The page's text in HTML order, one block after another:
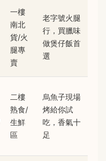
一樓
南北
貨/火
腿專
賣
老字號火腿
行，買臘味
做煲仔飯首
選
二樓
熟食/
生鮮
區
烏魚子現場
烤給你試
吃，香氣十
足